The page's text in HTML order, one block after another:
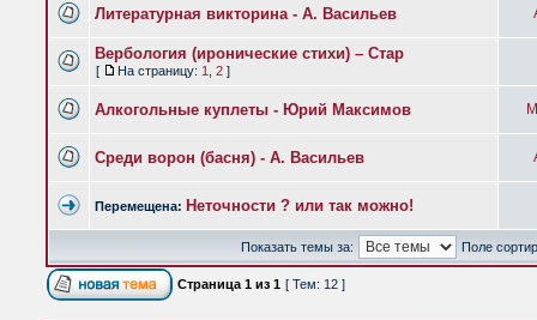
Литературная викторина - А. Васильев
Вербология (иронические стихи) – Стар
[ На страницу: 1 2 ]
Алкогольные куплеты - Юрий Максимов
Среди ворон (басня) - А. Васильев
Перемещена: Неточности ? или так можно!
Показать темы за: Поле
Страница 1 из 1 [ Тем: 12 ]